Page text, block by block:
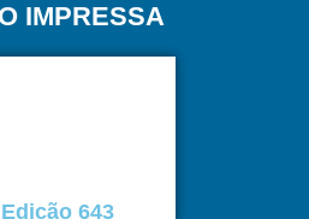
IMPRESSA
Edição 643